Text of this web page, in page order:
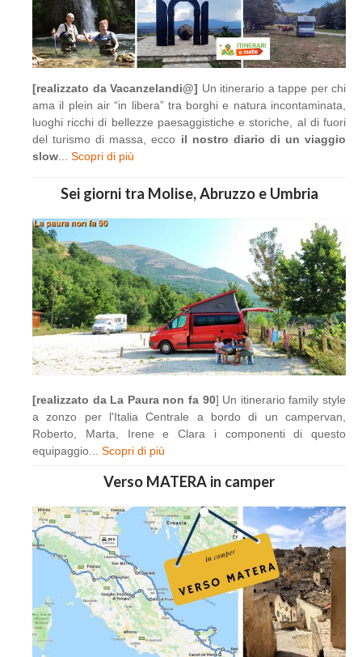
[realizzato da Vacanzelandi@] Un itinerario a tappe per chi
ama il plein air “in libera” tra borghi e natura incontaminata,
luoghi ricchi di bellezze paesaggistiche e storiche, al di fuori
del turismo di massa, ecco il nostro diario di un viaggio
slow
Scopri di più
Sei giorni tra Molise, Abruzzo e Umbria
[realizzato da La Paura non fa 90] Un itinerario family style
a zonzo per l'Italia Centrale a bordo di un campervan,
Roberto, Marta, Irene e Clara i componenti di questo
equipaggio...
Scopri di più
Verso MATERA in camper